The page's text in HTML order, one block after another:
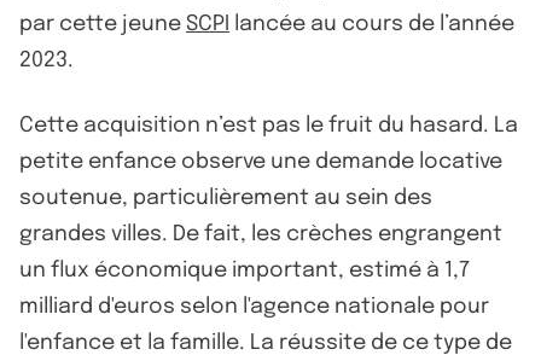
par cette jeune SCPI
lancée au cours de l’année
2023.
Cette acquisition n’est pas le fruit du hasard. La
petite enfance observe une demande locative
soutenue, particulièrement au sein des
grandes villes. De fait, les crèches engrangent
un flux économique important, estimé à 1,7
milliard d'euros selon l'agence nationale pour
l'enfance et la famille. La réussite de ce type de